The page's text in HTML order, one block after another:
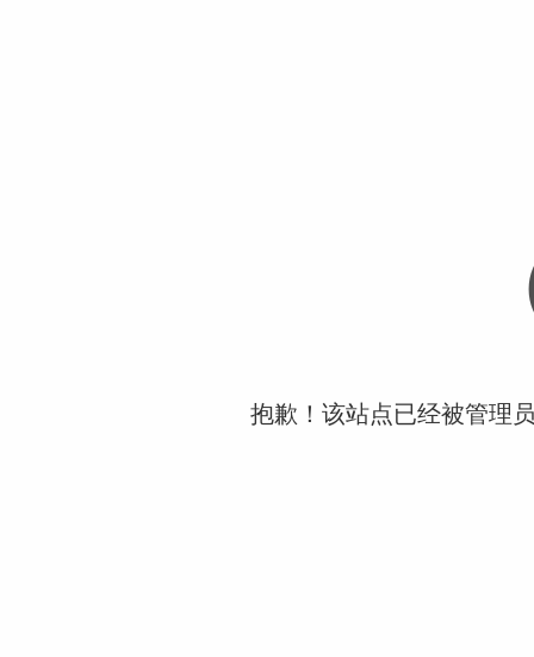
抱歉！该站点已经被管理